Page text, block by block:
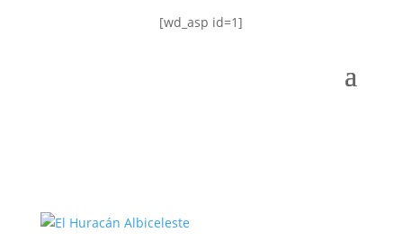
[wd_asp id=1]